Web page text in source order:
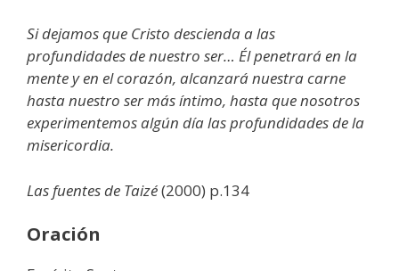
Si dejamos que Cristo descienda a las
profundidades de nuestro ser… Él penetrará en la
mente y en el corazón, alcanzará nuestra carne
hasta nuestro ser más íntimo, hasta que nosotros
experimentemos algún día las profundidades de la
misericordia.
Las fuentes de Taizé(2000) p.134
Oración